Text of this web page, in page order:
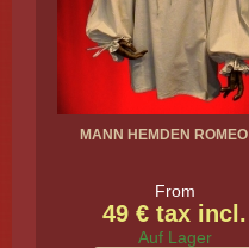
MANN HEMDEN ROMEO
From
49 € tax incl.
Auf Lager